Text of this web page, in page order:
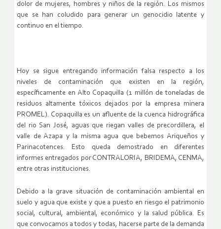
dolor de mujeres, hombres y niños de la región. Los mismos
que se han coludido para generar un genocidio latente y
continuo en el tiempo.
Hoy se sigue entregando información falsa respecto a los
niveles de contaminación que existen en la región,
específicamente en Alto Copaquilla (1 millón de toneladas de
residuos altamente tóxicos dejados por la empresa minera
PROMEL). Copaquilla es un afluente de la cuenca hidrográfica
del rio San José, aguas que riegan valles de precordillera, el
valle de Azapa y la misma agua que bebemos Ariqueños y
Parinacotences. Esto queda demostrado en diferentes
informes entregados por CONTRALORIA, BRIDEMA, CENMA,
entre otras instituciones.
Debido a la grave situación de contaminación ambiental en
suelo y agua que existe y que a puesto en riesgo el patrimonio
social, cultural, ambiental, económico y la salud pública. Es
que convocamos a todos y todas, hacerse parte de la demanda